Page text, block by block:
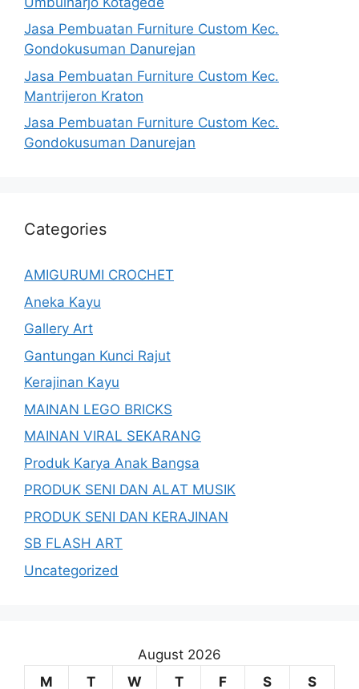
Jasa Pembuatan Furniture Custom Kec.
Gondokusuman Danurejan
Jasa Pembuatan Furniture Custom Kec.
Mantrijeron Kraton
Jasa Pembuatan Furniture Custom Kec.
Gondokusuman Danurejan
Categories
AMIGURUMI CROCHET
Aneka Kayu
Gallery Art
Gantungan Kunci Rajut
Kerajinan Kayu
MAINAN LEGO BRICKS
MAINAN VIRAL SEKARANG
Produk Karya Anak Bangsa
PRODUK SENI DAN ALAT MUSIK
PRODUK SENI DAN KERAJINAN
SB FLASH ART
Uncategorized
August 2026
M
T W T F S S